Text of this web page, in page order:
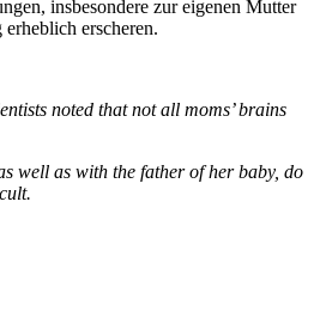
insbesondere zur eigenen Mutter
erscheren.
noted that not all moms’ brains
well as with the father of her baby, do